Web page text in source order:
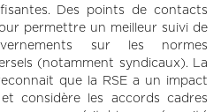
Des points de contacts
permettre un meilleur suivi de
sur les normes
(notamment syndicaux). La
que la RSE a un impact
considère les accords cadres